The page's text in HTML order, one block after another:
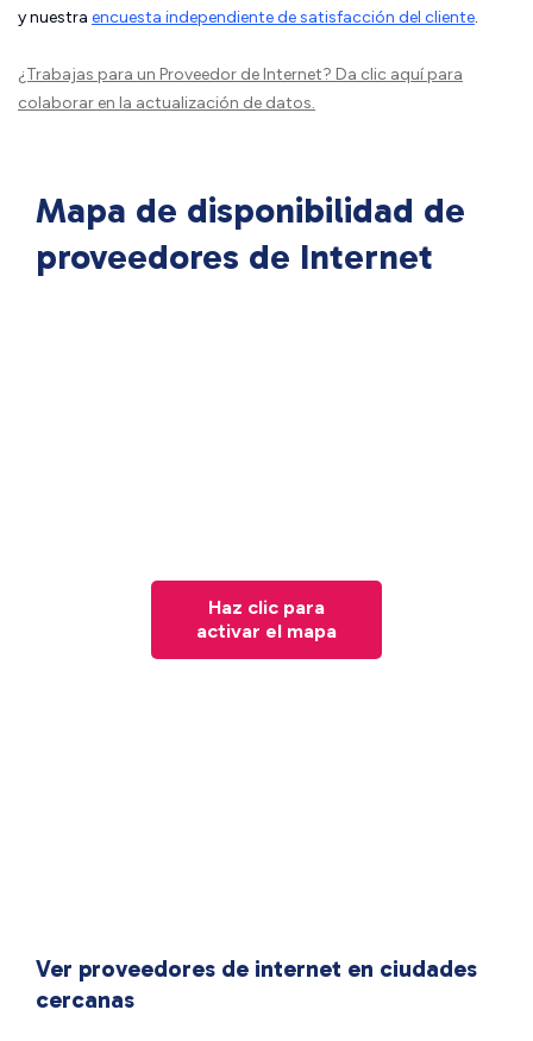
y nuestra encuesta independiente de satisfacción del cliente.
¿Trabajas para un Proveedor de Internet? Da clic aquípara
colaborar en la actualización de datos.
Mapa de disponibilidad de
proveedores de Internet
Haz clic para
activar el mapa
Ver proveedores de internet en ciudades
cercanas